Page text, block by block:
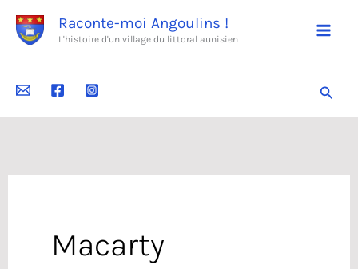
Aller
contenu
Raconte-moi Angoulins !
L'histoire d'un village du littoral aunisien
Macarty